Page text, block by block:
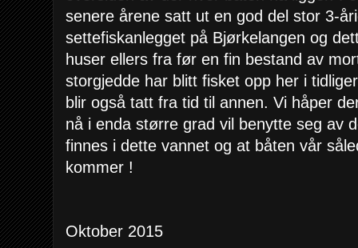
senere årene satt ut en god del stor 3-
settefiskanlegget på Bjørkelangen og
huser ellers fra før en fin bestand av
storgjedde har blitt fisket opp her i
blir også tatt fra tid til annen. Vi håper
nå i enda større grad vil benytte seg av
finnes i dette vannet og at båten vår
kommer !
Oktober 2015